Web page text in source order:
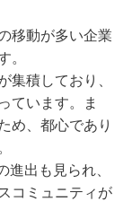
移動が多い企業
。
集積しており、
ています。ま
め、都心であり
出も見られ、
コミュニティが